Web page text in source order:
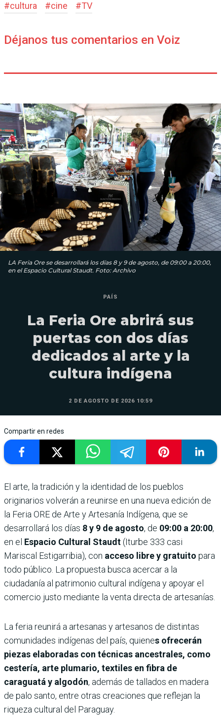
#cultura #cine #TV
Déjanos tus comentarios en Voiz
LA Feria Ore se desarrollará los días 8 y 9 de agosto, de 09:00 a 20:00,
en el Espacio Cultural Staudt. Foto: Archivo
PAÍS
La Feria Ore abrirá sus
puertas con dos días
dedicados al arte y la
cultura indígena
2 DE AGOSTO DE 2026 10:59
Compartir en redes
El arte, la tradición y la identidad de los pueblos
originarios volverán a reunirse en una nueva edición de
la Feria ORE de Arte y Artesanía Indígena, que se
desarrollará los días 8 y 9 de agosto, de 09:00 a 20:00,
en el Espacio Cultural Staudt(Iturbe 333 casi
Mariscal Estigarribia), con acceso libre y gratuito para
todo público. La propuesta busca acercar a la
ciudadanía al patrimonio cultural indígena y apoyar el
comercio justo mediante la venta directa de artesanías.
La feria reunirá a artesanas y artesanos de distintas
comunidades indígenas del país, quienes ofrecerán
piezas elaboradas con técnicas ancestrales, como
cestería, arte plumario, textiles en fibra de
caraguatá y algodón, además de tallados en madera
de palo santo, entre otras creaciones que reflejan la
riqueza cultural del Paraguay.